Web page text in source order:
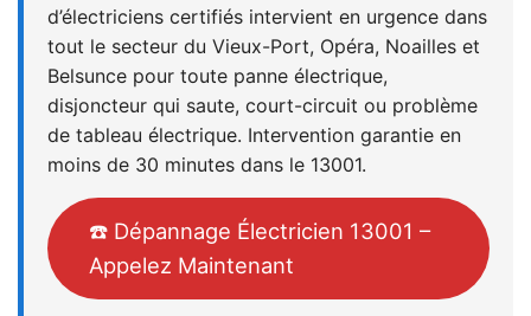
d’électriciens certifiés intervient en urgence dans
tout le secteur du Vieux-Port, Opéra, Noailles et
Belsunce pour toute panne électrique,
disjoncteur qui saute, court-circuit ou problème
de tableau électrique. Intervention garantie en
moins de 30 minutes dans le 13001.
☎️ Dépannage Électricien 13001 –
Appelez Maintenant